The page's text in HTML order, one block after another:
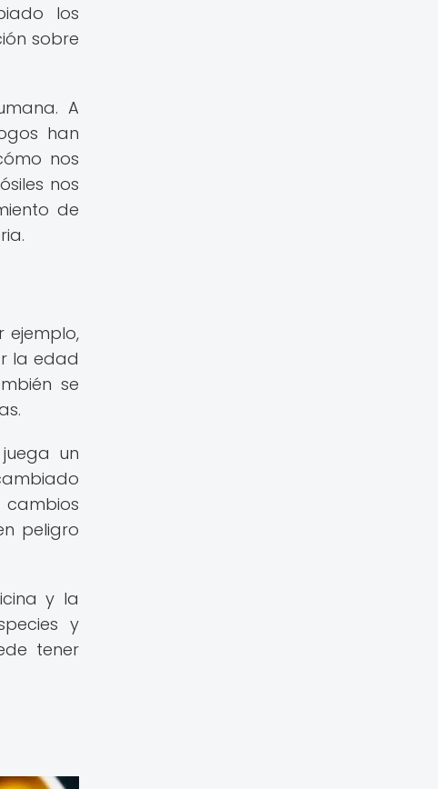
los
sobre
A
han
nos
nos
de
ejemplo,
la edad
se
un
peligro
y la
y
tener